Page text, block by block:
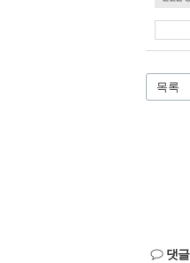
목록
댓글